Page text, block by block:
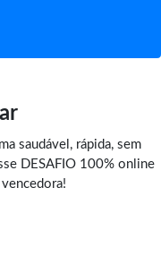
saudável, rápida, sem
DESAFIO 100% online